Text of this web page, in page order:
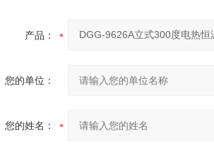
产品：
您的单位：
您的姓名：